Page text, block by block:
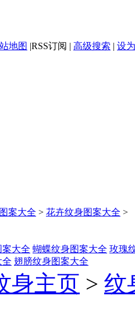
地图 |RSS订阅 | 高级搜索 | 设
案大全 > 花卉纹身图案大全 >
大全 蝴蝶纹身图案大全 玫瑰
全 翅膀纹身图案大全
身主页 > 纹